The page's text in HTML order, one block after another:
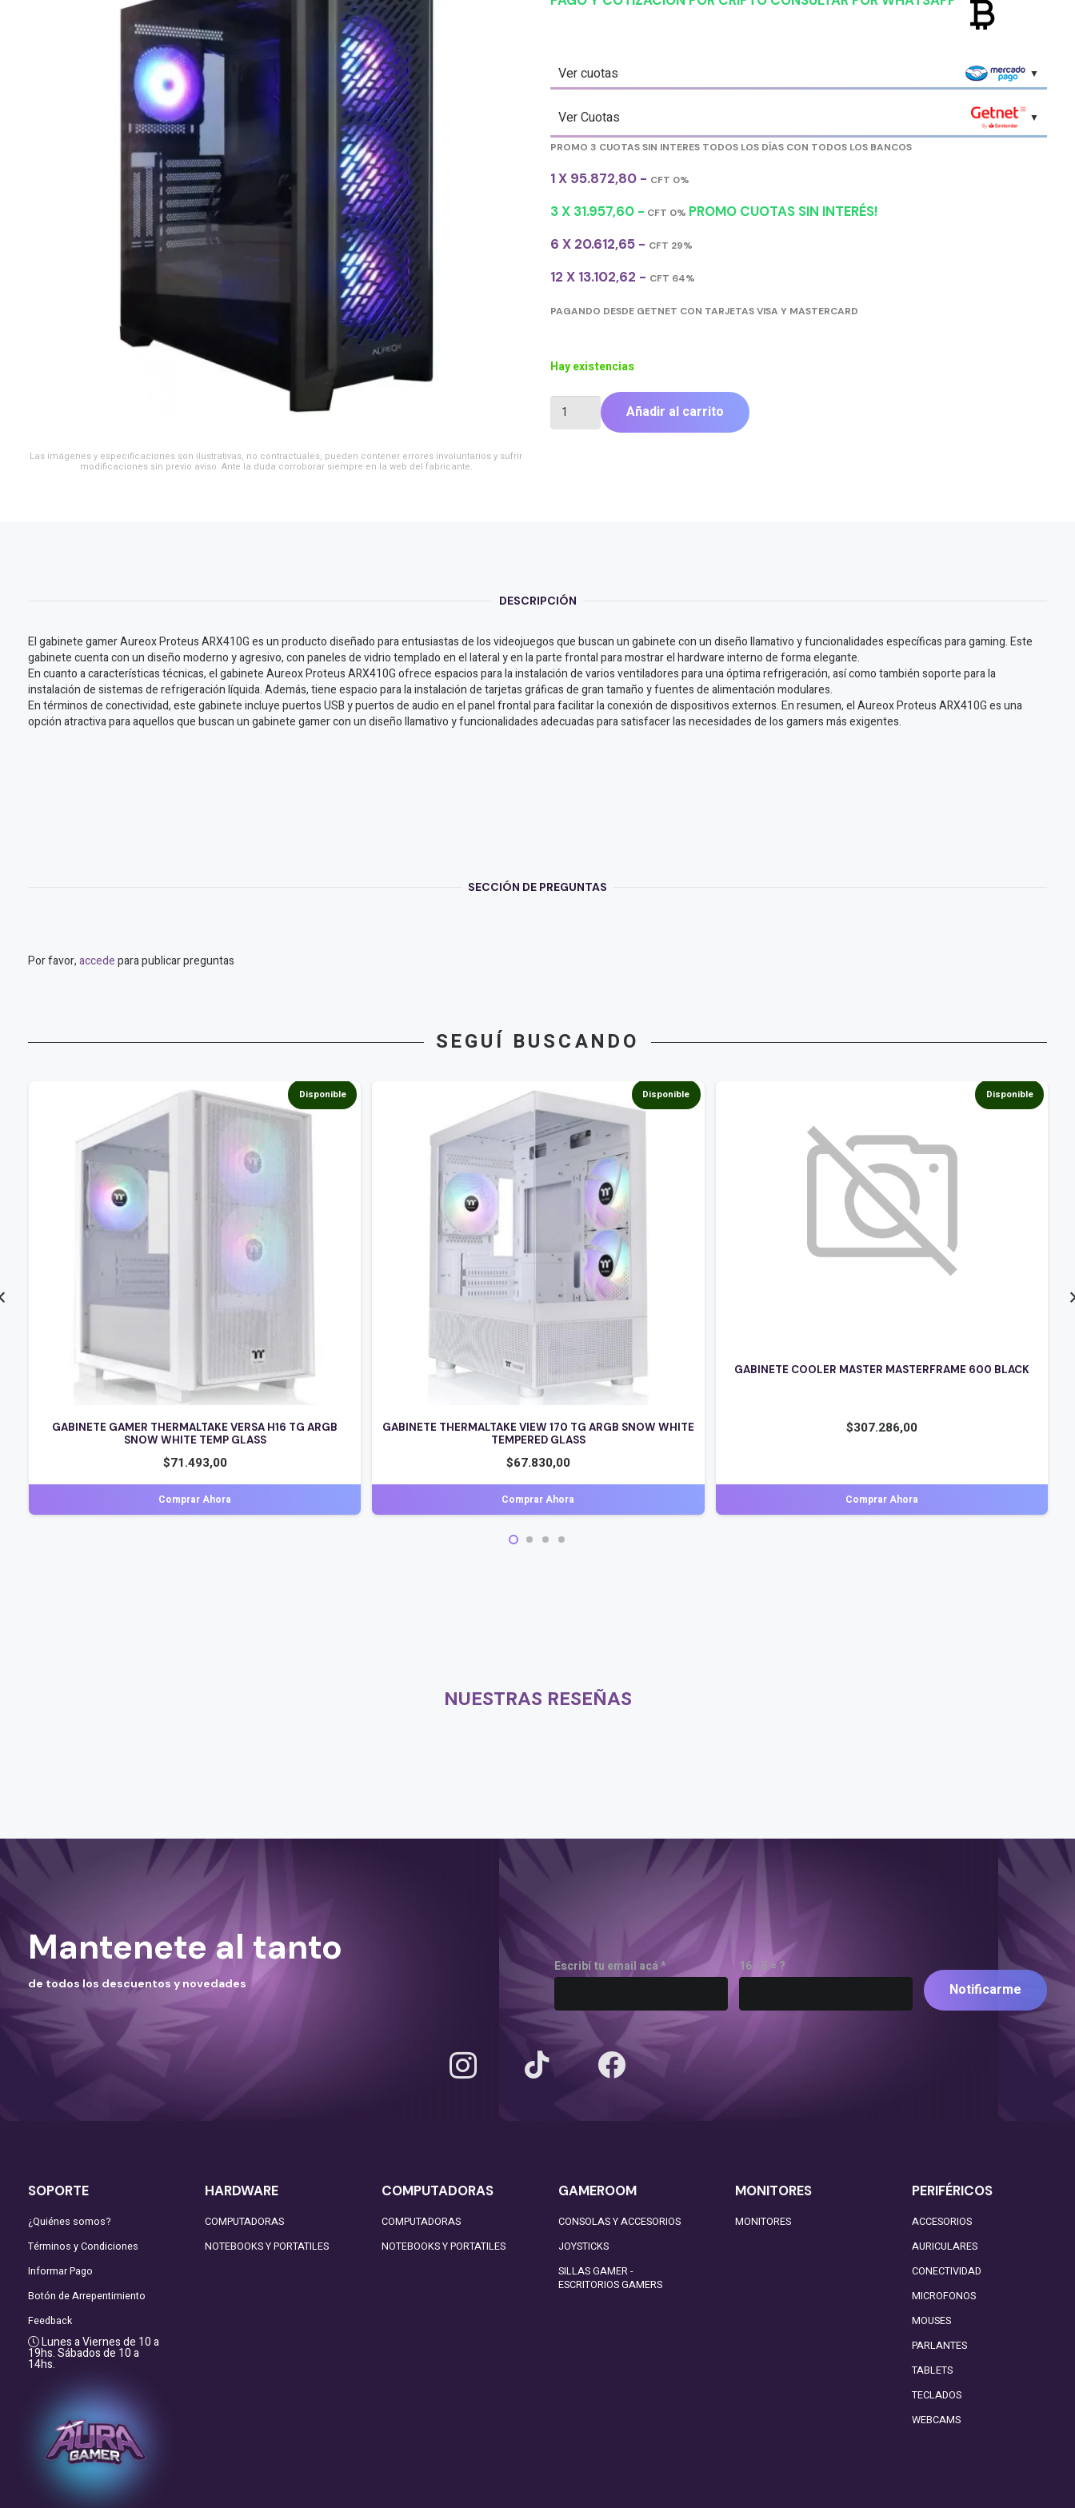
Las imágenes y especificaciones son ilustrativas, no contractuales, pueden contener errores involuntarios y sufrir
modificaciones sin previo aviso. Ante la duda corroborar siempre en la web del fabricante.
currency_bitcoin
Ver cuotas
Ver Cuotas
PROMO 3 CUOTAS SIN INTERES TODOS LOS DÍAS CON TODOS LOS BANCOS
1 X 95.872,80 - CFT 0%
3 X 31.957,60 - CFT 0% PROMO CUOTAS SIN INTERÉS!
6 X 20.612,65 - CFT 29%
12 X 13.102,62 - CFT 64%
PAGANDO DESDE GETNET CON TARJETAS VISA Y MASTERCARD
Hay existencias
GABINETE
GAMER
AUREOX
Añadir al carrito
DESCRIPCIÓN
El gabinete gamer Aureox Proteus ARX410G es un producto diseñado para entusiastas de los videojuegos que buscan un gabinete con un diseño llamativo y funcionalidades específicas para gaming. Este
gabinete cuenta con un diseño moderno y agresivo, con paneles de vidrio templado en el lateral y en la parte frontal para mostrar el hardware interno de forma elegante.
En cuanto a características técnicas, el gabinete Aureox Proteus ARX410G ofrece espacios para la instalación de varios ventiladores para una óptima refrigeración, así como también soporte para la
instalación de sistemas de refrigeración líquida. Además, tiene espacio para la instalación de tarjetas gráficas de gran tamaño y fuentes de alimentación modulares.
En términos de conectividad, este gabinete incluye puertos USB y puertos de audio en el panel frontal para facilitar la conexión de dispositivos externos. En resumen, el Aureox Proteus ARX410G es una
opción atractiva para aquellos que buscan un gabinete gamer con un diseño llamativo y funcionalidades adecuadas para satisfacer las necesidades de los gamers más exigentes.
SECCIÓN DE PREGUNTAS
Por favor,accedepara publicar preguntas
SEGUÍ BUSCANDO
Disponible
GABINETE GAMER THERMALTAKE VERSA H16 TG ARGB
SNOW WHITE TEMP GLASS
$71.493,00
Comprar Ahora
Disponible
GABINETE THERMALTAKE VIEW 170 TG ARGB SNOW WHITE
TEMPERED GLASS
$67.830,00
Comprar Ahora
Disponible
GABINETE COOLER MASTER MASTERFRAME 600 BLACK
$307.286,00
Comprar Ahora
NUESTRAS RESEÑAS
Mantenete al tanto
de todos los descuentos y novedades
Escribí tu email acá * 16 - 5 = ?
Notificarme
SOPORTE
¿Quiénes somos?
Términos y Condiciones
Informar Pago
Botón de Arrepentimiento
Feedback
Lunes a Viernes de 10 a
19hs. Sábados de 10 a
14hs.
HARDWARE
COMPUTADORAS
NOTEBOOKS Y PORTATILES
COMPUTADORAS
COMPUTADORAS
NOTEBOOKS Y PORTATILES
GAMEROOM
CONSOLAS Y ACCESORIOS
JOYSTICKS
SILLAS GAMER -
ESCRITORIOS GAMERS
MONITORES
MONITORES
PERIFÉRICOS
ACCESORIOS
AURICULARES
CONECTIVIDAD
MICROFONOS
MOUSES
PARLANTES
TABLETS
TECLADOS
WEBCAMS